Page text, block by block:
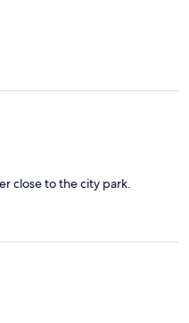
close to the city park.